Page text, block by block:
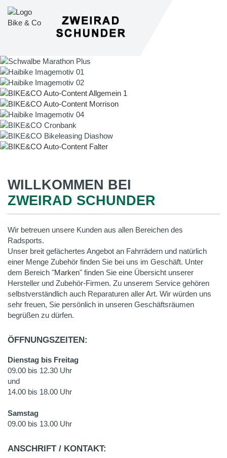
WILLKOMMEN BEI
ZWEIRAD SCHUNDER
Wir betreuen unsere Kunden aus allen Bereichen des
Radsports.
Unser breit gefächertes Angebot an Fahrrädern und natürlich
einer Menge Zubehör finden Sie bei uns im Geschäft. Unter
dem Bereich "Marken" finden Sie eine Übersicht unserer
Hersteller und Zubehör-Firmen. Zu unserem Service gehören
selbstverständlich auch Reparaturen aller Art. Wir würden uns
sehr freuen, Sie persönlich in unseren Geschäftsräumen
begrüßen zu dürfen.
ÖFFNUNGSZEITEN:
Dienstag bis Freitag
09.00 bis 12.30 Uhr
und
14.00 bis 18.00 Uhr
Samstag
09.00 bis 13.00 Uhr
ANSCHRIFT / KONTAKT: